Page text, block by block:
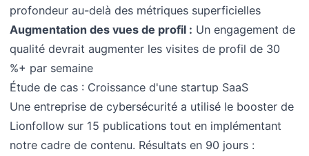
profondeur au-delà des métriques superficielles
Augmentation des vues de profil : Un engagement de
qualité devrait augmenter les visites de profil de 30
%+ par semaine
Étude de cas : Croissance d'une startup SaaS
Une entreprise de cybersécurité a utilisé le booster de
Lionfollow sur 15 publications tout en implémentant
notre cadre de contenu. Résultats en 90 jours :